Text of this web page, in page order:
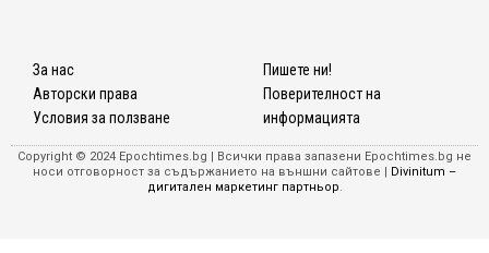
беше
За нас
Авторски права
Условия за ползване
Пишете ни!
Поверителност на
информацията
Copyright © 2024 Epochtimes.bg | Всички права запазени Epochtimes.bg не
носи отговорност за съдържанието на външни сайтове | Divinitum –
дигитален маркетинг партньор.